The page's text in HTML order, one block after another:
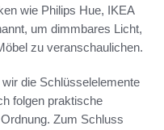
wie Philips Hue, IKEA
um dimmbares Licht,
zu veranschaulichen.
die Schlüsselelemente
folgen praktische
Zum Schluss